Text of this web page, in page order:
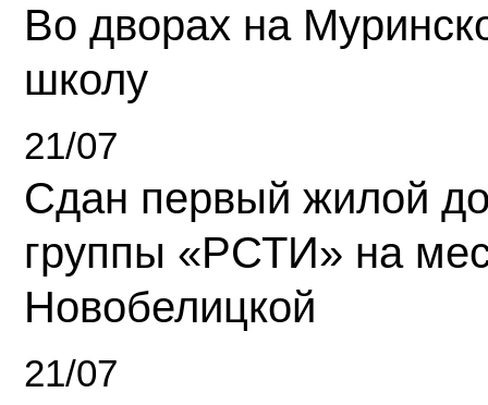
Во дворах на
школу
21/07
Сдан первый жилой
группы «РСТИ» на
Новобелицкой
21/07